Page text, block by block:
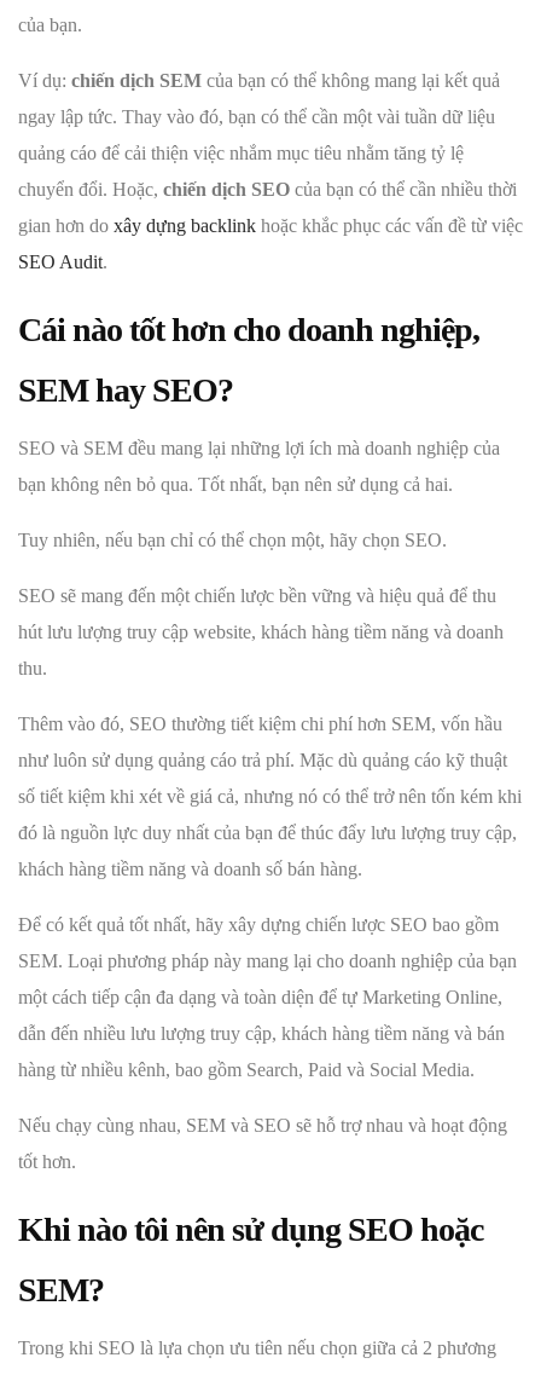
của bạn.
Ví dụ: chiến dịch SEM của bạn có thể không mang lại kết quả
ngay lập tức. Thay vào đó, bạn có thể cần một vài tuần dữ liệu
quảng cáo để cải thiện việc nhắm mục tiêu nhằm tăng tỷ lệ
chuyển đổi. Hoặc, chiến dịch SEO của bạn có thể cần nhiều thời
gian hơn do xây dựng backlink hoặc khắc phục các vấn đề từ việc
SEO Audit.
Cái nào tốt hơn cho doanh nghiệp,
SEM hay SEO?
SEO và SEM đều mang lại những lợi ích mà doanh nghiệp của
bạn không nên bỏ qua. Tốt nhất, bạn nên sử dụng cả hai.
Tuy nhiên, nếu bạn chỉ có thể chọn một, hãy chọn SEO.
SEO sẽ mang đến một chiến lược bền vững và hiệu quả để thu
hút lưu lượng truy cập website, khách hàng tiềm năng và doanh
thu.
Thêm vào đó, SEO thường tiết kiệm chi phí hơn SEM, vốn hầu
như luôn sử dụng quảng cáo trả phí. Mặc dù quảng cáo kỹ thuật
số tiết kiệm khi xét về giá cả, nhưng nó có thể trở nên tốn kém khi
đó là nguồn lực duy nhất của bạn để thúc đẩy lưu lượng truy cập,
khách hàng tiềm năng và doanh số bán hàng.
Để có kết quả tốt nhất, hãy xây dựng chiến lược SEO bao gồm
SEM. Loại phương pháp này mang lại cho doanh nghiệp của bạn
một cách tiếp cận đa dạng và toàn diện để tự Marketing Online,
dẫn đến nhiều lưu lượng truy cập, khách hàng tiềm năng và bán
hàng từ nhiều kênh, bao gồm Search, Paid và Social Media.
Nếu chạy cùng nhau, SEM và SEO sẽ hỗ trợ nhau và hoạt động
tốt hơn.
Khi nào tôi nên sử dụng SEO hoặc
SEM?
Trong khi SEO là lựa chọn ưu tiên nếu chọn giữa cả 2 phương